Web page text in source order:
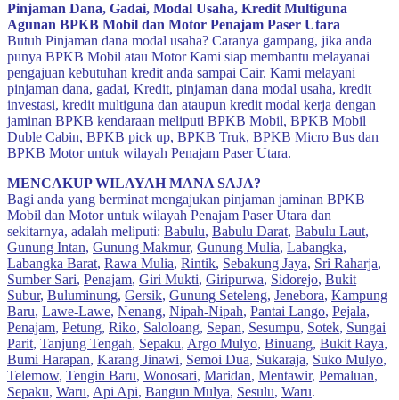
Pinjaman Dana, Gadai, Modal Usaha, Kredit Multiguna
Agunan BPKB Mobil dan Motor Penajam Paser Utara
Butuh Pinjaman dana modal usaha? Caranya gampang, jika anda
punya BPKB Mobil atau Motor Kami siap membantu melayanai
pengajuan kebutuhan kredit anda sampai Cair. Kami melayani
pinjaman dana, gadai, Kredit, pinjaman dana modal usaha, kredit
investasi, kredit multiguna dan ataupun kredit modal kerja dengan
jaminan BPKB kendaraan meliputi BPKB Mobil, BPKB Mobil
Duble Cabin, BPKB pick up, BPKB Truk, BPKB Micro Bus dan
BPKB Motor untuk wilayah Penajam Paser Utara.
MENCAKUP WILAYAH MANA SAJA?
Bagi anda yang berminat mengajukan pinjaman jaminan BPKB
Mobil dan Motor untuk wilayah Penajam Paser Utara dan
sekitarnya, adalah meliputi: Babulu, Babulu Darat, Babulu Laut,
Gunung Intan, Gunung Makmur, Gunung Mulia, Labangka,
Labangka Barat, Rawa Mulia, Rintik, Sebakung Jaya, Sri Raharja,
Sumber Sari, Penajam, Giri Mukti, Giripurwa, Sidorejo, Bukit
Subur, Buluminung, Gersik, Gunung Seteleng, Jenebora, Kampung
Baru, Lawe-Lawe, Nenang, Nipah-Nipah, Pantai Lango, Pejala,
Penajam, Petung, Riko, Saloloang, Sepan, Sesumpu, Sotek, Sungai
Parit, Tanjung Tengah, Sepaku, Argo Mulyo, Binuang, Bukit Raya,
Bumi Harapan, Karang Jinawi, Semoi Dua, Sukaraja, Suko Mulyo,
Telemow, Tengin Baru, Wonosari, Maridan, Mentawir, Pemaluan,
Sepaku, Waru, Api Api, Bangun Mulya, Sesulu, Waru.